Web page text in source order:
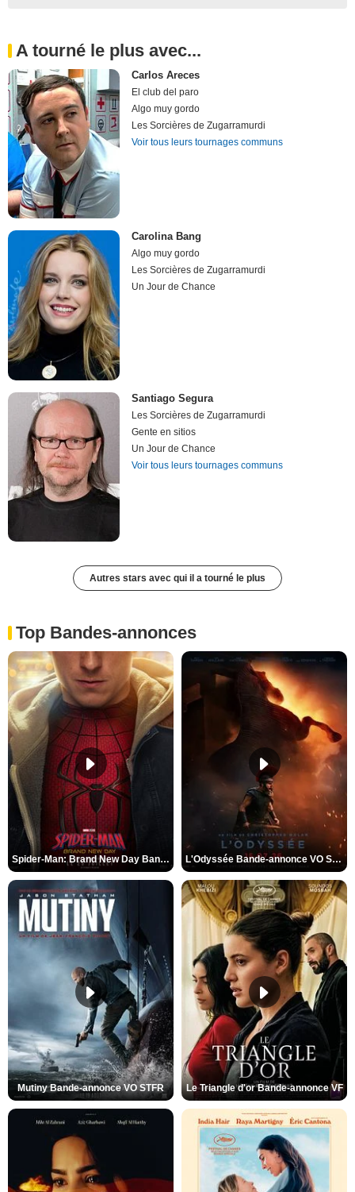
A tourné le plus avec...
Carlos Areces
El club del paro
Algo muy gordo
Les Sorcières de Zugarramurdi
Voir tous leurs tournages communs
Carolina Bang
Algo muy gordo
Les Sorcières de Zugarramurdi
Un Jour de Chance
Santiago Segura
Les Sorcières de Zugarramurdi
Gente en sitios
Un Jour de Chance
Voir tous leurs tournages communs
Autres stars avec qui il a tourné le plus
Top Bandes-annonces
Spider-Man: Brand New Day Bande-annonce VO STFR L'Odyssée Bande-annonce VO STFR
Mutiny Bande-annonce VO STFR Le Triangle d'or Bande-annonce VF